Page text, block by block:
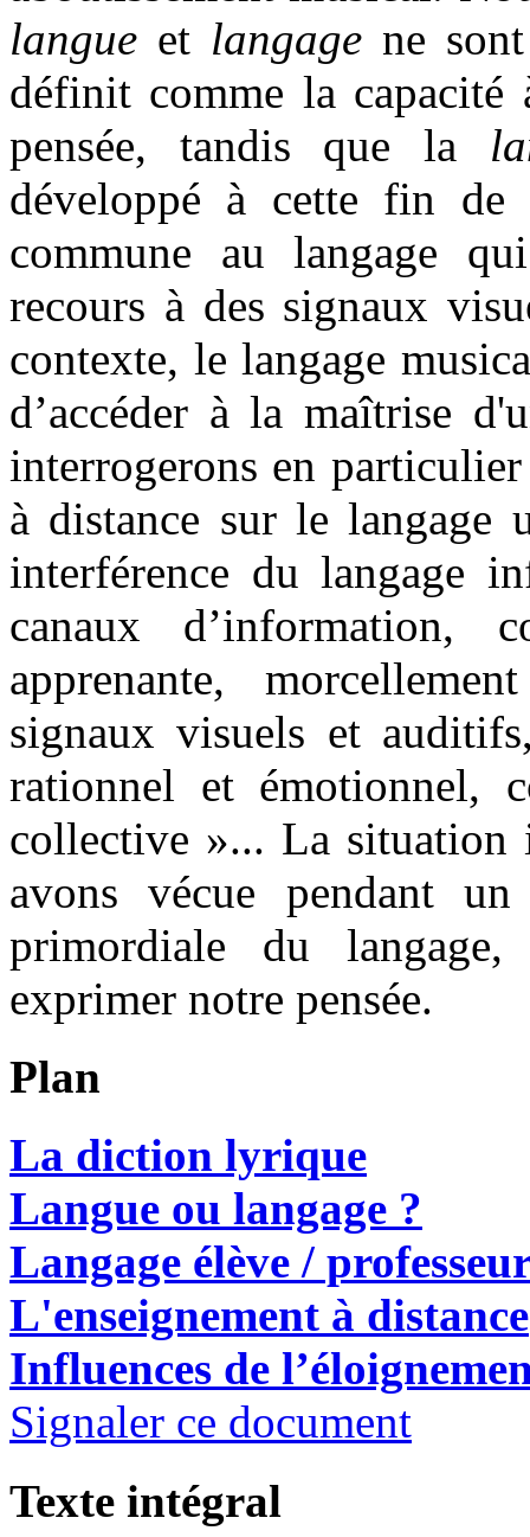
langue et langagene
définit comme la capacité
pensée, tandis que la
développé à cette fin de
commune au langage
recours à des signaux
contexte, le langage
d’accéder à la maîtrise
interrogerons en
à distance sur le langage
interférence du langage
canaux d’information,
apprenante,
signaux visuels et
rationnel et émotionnel,
collective »... La situation
avons vécue pendant
primordiale du
exprimer notre pensée.
Plan
La diction lyrique
Langue ou langage ?
Langage élève /
L'enseignement à distance
Influences de
Signaler ce document
Texte intégral